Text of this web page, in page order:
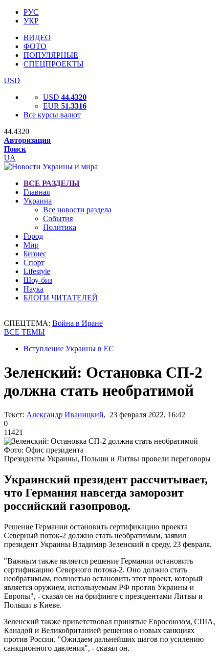
РУС
УКР
ВИДЕО
ФОТО
ПОПУЛЯРНЫЕ
СПЕЦПРОЕКТЫ
USD
USD 44.4320
EUR 51.3316
Все курсы валют
44.4320
Авторизация
Поиск
UA
ВСЕ РАЗДЕЛЫ
Главная
Украина
Все новости раздела
События
Политика
Город
Мир
Бизнес
Спорт
Lifestyle
Шоу-биз
Наука
БЛОГИ ЧИТАТЕЛЕЙ
СПЕЦТЕМА: Война в Иране
ВСЕ ТЕМЫ
Вступление Украины в ЕС
Зеленский: Остановка СП-2
должна стать необратимой
Текст: Александр Иваницкий, 23 февраля 2022, 16:42
0
11421
Фото: Офис президента
Президенты Украины, Польши и Литвы провели переговоры
Украинский президент рассчитывает,
что Германия навсегда заморозит
российский газопровод.
Решение Германии остановить сертификацию проекта
Северный поток-2 должно стать необратимым, заявил
президент Украины Владимир Зеленский в среду, 23 февраля.
"Важным также является решение Германии остановить
сертификацию Северного потока-2. Оно должно стать
необратимым, полностью остановить этот проект, который
является оружием, используемым РФ против Украины и
Европы", - сказал он на брифинге с президентами Литвы и
Польши в Киеве.
Зеленский также приветствовал принятые Евросоюзом, США,
Канадой и Великобританией решения о новых санкциях
против России. "Ожидаем дальнейших шагов по усилению
санкционного давления", - сказал он.